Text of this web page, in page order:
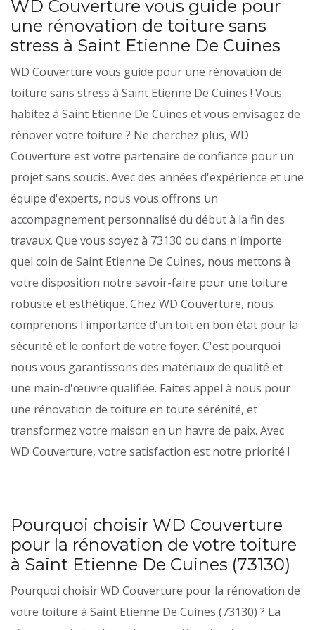
WD Couverture vous guide pour
une rénovation de toiture sans
stress à Saint Etienne De Cuines
WD Couverture vous guide pour une rénovation de
toiture sans stress à Saint Etienne De Cuines ! Vous
habitez à Saint Etienne De Cuines et vous envisagez de
rénover votre toiture ? Ne cherchez plus, WD
Couverture est votre partenaire de confiance pour un
projet sans soucis. Avec des années d'expérience et une
équipe d'experts, nous vous offrons un
accompagnement personnalisé du début à la fin des
travaux. Que vous soyez à 73130 ou dans n'importe
quel coin de Saint Etienne De Cuines, nous mettons à
votre disposition notre savoir-faire pour une toiture
robuste et esthétique. Chez WD Couverture, nous
comprenons l'importance d'un toit en bon état pour la
sécurité et le confort de votre foyer. C'est pourquoi
nous vous garantissons des matériaux de qualité et
une main-d'œuvre qualifiée. Faites appel à nous pour
une rénovation de toiture en toute sérénité, et
transformez votre maison en un havre de paix. Avec
WD Couverture, votre satisfaction est notre priorité !
Pourquoi choisir WD Couverture
pour la rénovation de votre toiture
à Saint Etienne De Cuines (73130)
Pourquoi choisir WD Couverture pour la rénovation de
votre toiture à Saint Etienne De Cuines (73130) ? La